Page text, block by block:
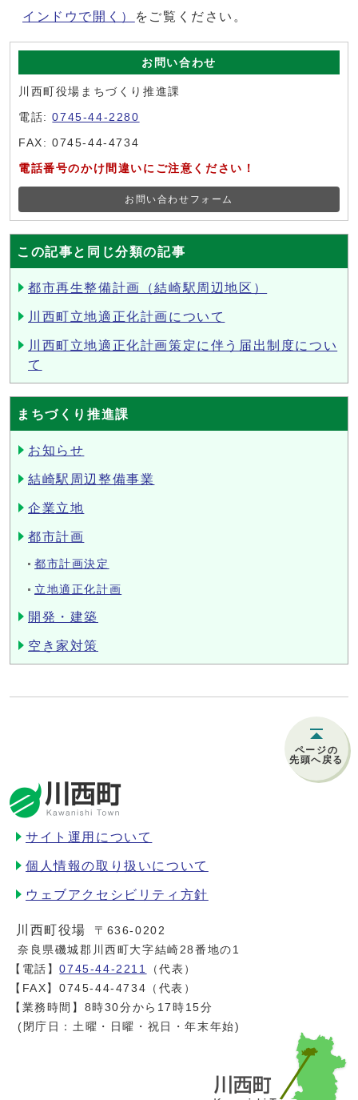
インドウで開く）
をご覧ください。
お問い合わせ
川西町役場まちづくり推進課
電話:0745-44-2280
FAX: 0745-44-4734
電話番号のかけ間違いにご注意ください！
お問い合わせフォーム
この記事と同じ分類の記事
都市再生整備計画（結崎駅周辺地区）
川西町立地適正化計画について
川西町立地適正化計画策定に伴う届出制度につい
て
まちづくり推進課
お知らせ
結崎駅周辺整備事業
企業立地
都市計画
都市計画決定
立地適正化計画
開発・建築
空き家対策
ページの
先頭へ戻る
サイト運用について
個人情報の取り扱いについて
ウェブアクセシビリティ方針
川西町役場
〒636-0202
奈良県磯城郡川西町大字結崎28番地の1
【電話】0745-44-2211
（代表）
【FAX】0745-44-4734（代表）
【業務時間】8時30分から17時15分
(閉庁日：土曜・日曜・祝日・年末年始)